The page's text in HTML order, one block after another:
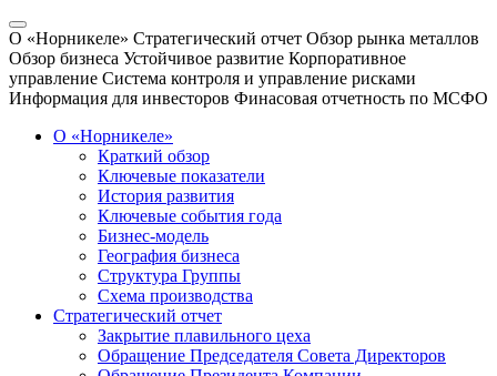
О «Норникеле» Стратегический отчет Обзор рынка металлов
Обзор бизнеса Устойчивое развитие Корпоративное
управление Система контроля и управление рисками
Информация для инвесторов Финасовая отчетность по МСФО
О «Норникеле»
Краткий обзор
Ключевые показатели
История развития
Ключевые события года
Бизнес-модель
География бизнеса
Структура Группы
Схема производства
Стратегический отчет
Закрытие плавильного цеха
Обращение Председателя Совета Директоров